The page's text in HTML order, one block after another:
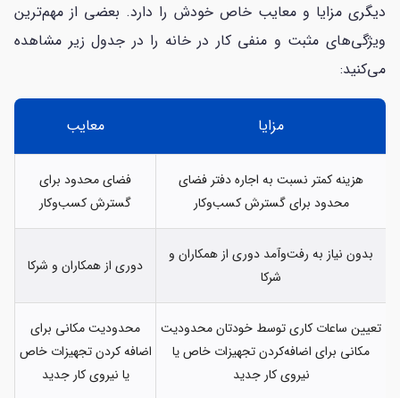
دیگری مزایا و معایب خاص خودش را دارد. بعضی از مهم‌ترین
ویژگی‌های مثبت و منفی کار در خانه را در جدول زیر مشاهده
می‌کنید:
مزایا معایب
هزینه کمتر نسبت به اجاره دفتر فضای
محدود برای گسترش کسب‌وکار
فضای محدود برای
گسترش کسب‌وکار
بدون نیاز به رفت‌وآمد دوری از همکاران و
شرکا
دوری از همکاران و شرکا
تعیین ساعات کاری توسط خودتان محدودیت
مکانی برای اضافه‌کردن تجهیزات خاص یا
نیروی کار جدید
محدودیت مکانی برای
اضافه کردن تجهیزات خاص
یا نیروی کار جدید